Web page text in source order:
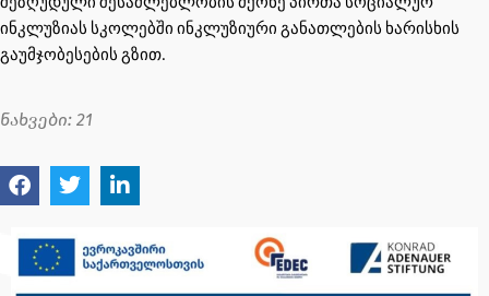
შეზღუდული შესაძლებლობის მქონე პირთა სოციალურ
ინკლუზიას სკოლებში ინკლუზიური განათლების ხარისხის
გაუმჯობესების გზით.
ნახვები: 21